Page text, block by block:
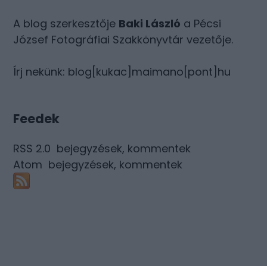
A blog szerkesztője Baki László a Pécsi
József Fotográfiai Szakkönyvtár vezetője.
Írj nekünk: blog[kukac]maimano[pont]hu
Feedek
RSS 2.0 bejegyzések, kommentek
Atom bejegyzések, kommentek